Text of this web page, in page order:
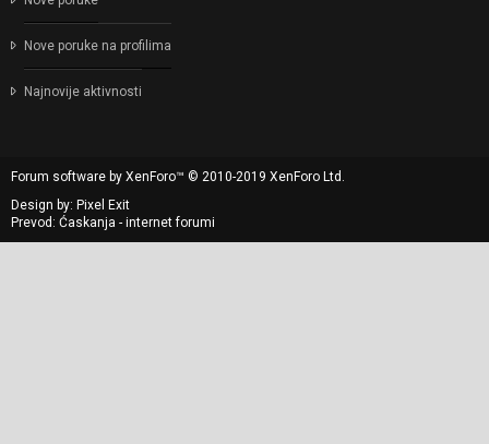
Nove poruke na profilima
Najnovije aktivnosti
Forum software by XenForo™ © 2010-2019 XenForo Ltd.
Design by: Pixel Exit
Prevod: Ćaskanja - internet forumi